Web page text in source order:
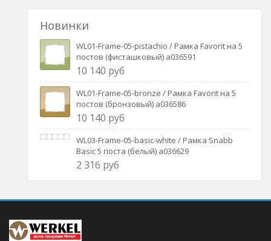
Новинки
WL01-Frame-05-pistachio / Рамка Favorit на 5
постов (фисташковый) a036591
10 140 руб
WL01-Frame-05-bronze / Рамка Favorit на 5
постов (бронзовый) a036586
10 140 руб
WL03-Frame-05-basic-white / Рамка Snabb
Basic 5 поста (белый) a036629
2 316 руб